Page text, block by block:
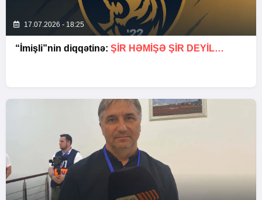
17.07.2026 - 18:25
“İmişli”nin diqqətinə: ŞIR HƏMIŞƏ ŞIR DEYIL…